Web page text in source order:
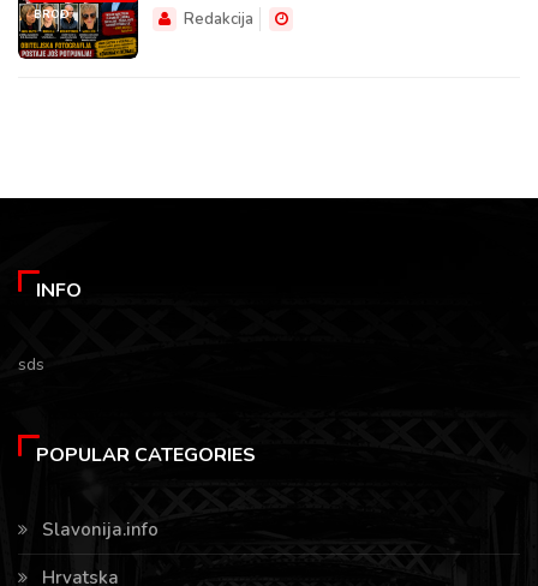
BROD
Redakcija
INFO
sds
POPULAR CATEGORIES
Slavonija.info
Hrvatska